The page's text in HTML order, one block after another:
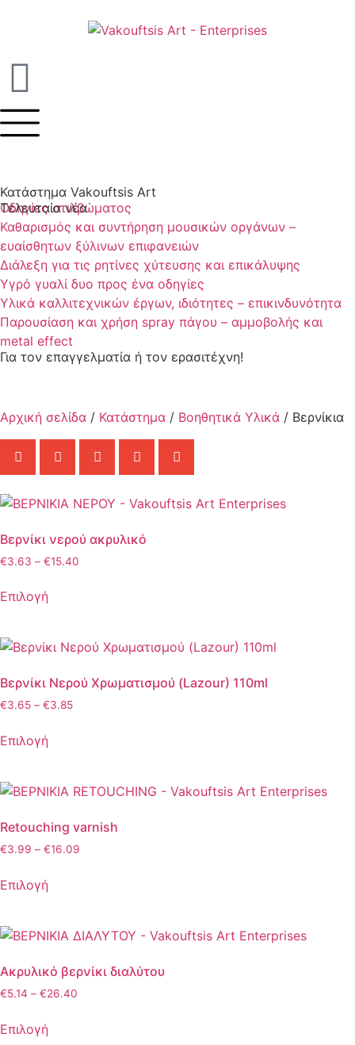
Κατάστημα Vakouftsis Art
Τελευταία νέα
Οδηγίες στιλβώματος
Καθαρισμός και συντήρηση μουσικών οργάνων –
ευαίσθητων ξύλινων επιφανειών
Διάλεξη για τις ρητίνες χύτευσης και επικάλυψης
Υγρό γυαλί δυο προς ένα οδηγίες
Υλικά καλλιτεχνικών έργων, ιδιότητες – επικινδυνότητα
Παρουσίαση και χρήση spray πάγου – αμμοβολής και
metal effect
Για τον επαγγελματία ή τον ερασιτέχνη!
Αρχική σελίδα / Κατάστημα / Βοηθητικά Υλικά / Βερνίκια
Βερνίκι νερού ακρυλικό
€3.63 – €15.40
Επιλογή
Βερνίκι Νερού Χρωματισμού (Lazour) 110ml
€3.65 – €3.85
Επιλογή
Retouching varnish
€3.99 – €16.09
Επιλογή
Ακρυλικό βερνίκι διαλύτου
€5.14 – €26.40
Επιλογή